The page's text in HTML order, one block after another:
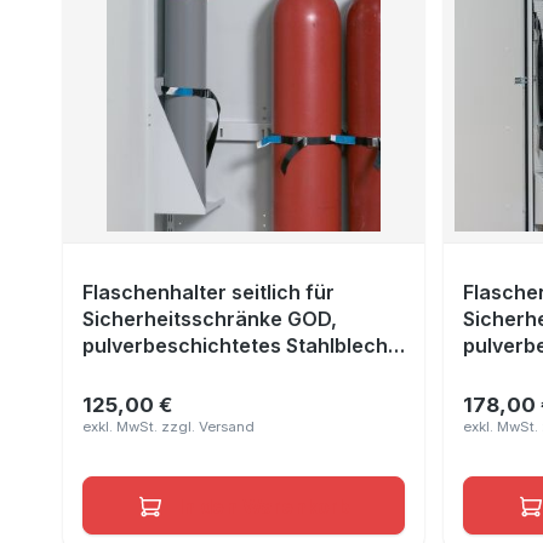
Flaschenhalter seitlich für
Sicherheitsschränke GOD,
pulverbeschichtetes Stahlblech
1000 u.1350 mm
Regulärer Preis:
125,00 €
175 x
178,00